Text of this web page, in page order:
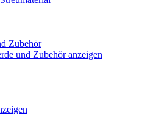
Zubehör
und Zubehör anzeigen